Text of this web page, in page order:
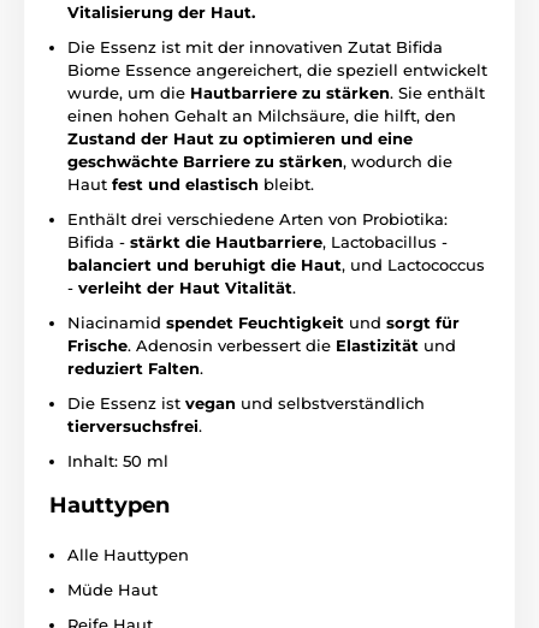
Vitalisierung der Haut.
Die Essenz ist mit der innovativen Zutat Bifida
Biome Essence angereichert, die speziell entwickelt
wurde, um die Hautbarriere zu stärken. Sie enthält
einen hohen Gehalt an Milchsäure, die hilft, den
Zustand der Haut zu optimieren und eine
geschwächte Barriere zu stärken, wodurch die
Haut fest und elastisch bleibt.
Enthält drei verschiedene Arten von Probiotika:
Bifida - stärkt die Hautbarriere, Lactobacillus -
balanciert und beruhigt die Haut, und Lactococcus
- verleiht der Haut Vitalität.
Niacinamid spendet Feuchtigkeit und sorgt für
Frische. Adenosin verbessert die Elastizität und
reduziert Falten.
Die Essenz ist vegan und selbstverständlich
tierversuchsfrei.
Inhalt: 50 ml
Hauttypen
Alle Hauttypen
Müde Haut